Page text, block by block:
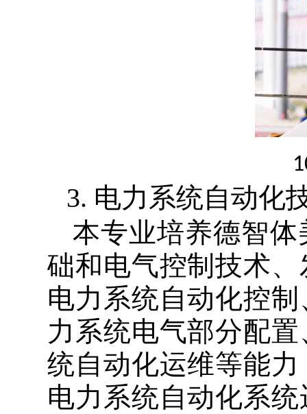
3. 电力系统自动化
本专业培养德智
础和电气控制技术
电力系统自动化控
力系统电气部分配
统自动化运维等能
电力系统自动化系